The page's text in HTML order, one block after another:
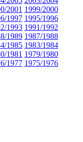
2001 1999/2000
1997 1995/1996
1993 1991/1992
1989 1987/1988
1985 1983/1984
1981 1979/1980
1977 1975/1976